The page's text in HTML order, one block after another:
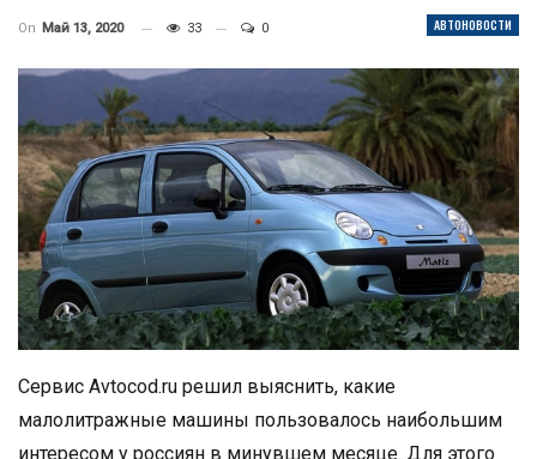
АВТОНОВОСТИ
On Май 13, 2020 33 0
Сервис Avtocod.ru решил выяснить, какие
малолитражные машины пользовалось наибольшим
интересом у россиян в минувшем месяце. Для этого